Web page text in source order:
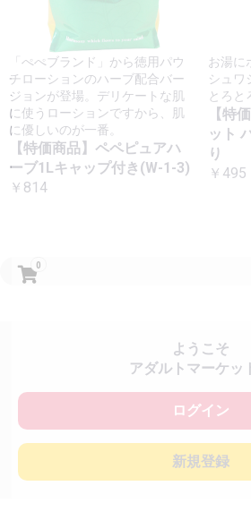
0
ようこそ
アダルトマーケッ
ログイン
新規登録
「ぺぺブランド」から徳用パウ
チローションのハーブ配合バー
ジョンが登場。デリケートな肌
に使うローションですから、肌
に優しいのが一番。
【特価商品】ペペピュアハ
ーブ1Lキャップ付き(W-1-3)
￥814
お湯に
シュワ
とろと
【特
ット
り
￥495